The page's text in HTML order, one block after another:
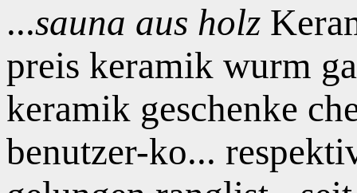
...sauna aus holz
preis keramik wurm
keramik geschenke
benutzer-ko...